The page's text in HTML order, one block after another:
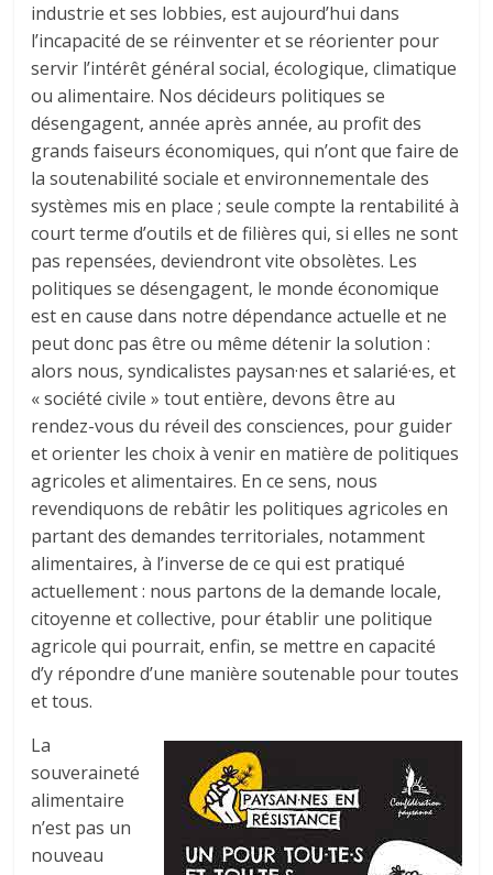
industrie et ses lobbies, est aujourd’hui dans
l’incapacité de se réinventer et se réorienter pour
servir l’intérêt général social, écologique, climatique
ou alimentaire. Nos décideurs politiques se
désengagent, année après année, au profit des
grands faiseurs économiques, qui n’ont que faire de
la soutenabilité sociale et environnementale des
systèmes mis en place ; seule compte la rentabilité à
court terme d’outils et de filières qui, si elles ne sont
pas repensées, deviendront vite obsolètes. Les
politiques se désengagent, le monde économique
est en cause dans notre dépendance actuelle et ne
peut donc pas être ou même détenir la solution :
alors nous, syndicalistes paysan·nes et salarié·es, et
« société civile » tout entière, devons être au
rendez-vous du réveil des consciences, pour guider
et orienter les choix à venir en matière de politiques
agricoles et alimentaires. En ce sens, nous
revendiquons de rebâtir les politiques agricoles en
partant des demandes territoriales, notamment
alimentaires, à l’inverse de ce qui est pratiqué
actuellement : nous partons de la demande locale,
citoyenne et collective, pour établir une politique
agricole qui pourrait, enfin, se mettre en capacité
d’y répondre d’une manière soutenable pour toutes
et tous.
La
souveraineté
alimentaire
n’est pas un
nouveau